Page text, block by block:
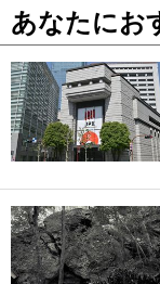
あなたにお